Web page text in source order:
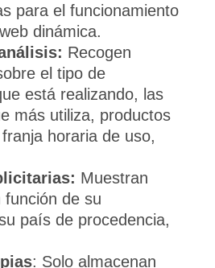
para el funcionamiento
dinámica.
Recogen
el tipo de
está realizando, las
más utiliza, productos
horaria de uso,
Muestran
función de su
país de procedencia,
: Solo almacenan